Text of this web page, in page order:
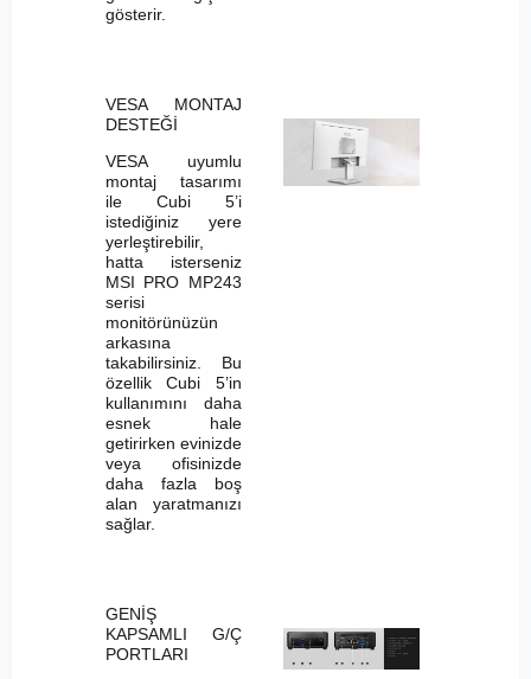
gösterir.
VESA MONTAJ
DESTEĞİ
VESA uyumlu
montaj tasarımı
ile Cubi 5’i
istediğiniz yere
yerleştirebilir,
hatta isterseniz
MSI PRO MP243
serisi
monitörünüzün
arkasına
takabilirsiniz. Bu
özellik Cubi 5’in
kullanımını daha
esnek hale
getirirken evinizde
veya ofisinizde
daha fazla boş
alan yaratmanızı
sağlar.
GENİŞ
KAPSAMLI G/Ç
PORTLARI